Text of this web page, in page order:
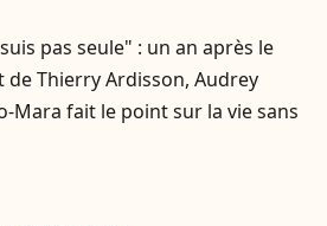
pas seule" : un an après le
de Thierry Ardisson, Audrey
Mara fait le point sur la vie sans